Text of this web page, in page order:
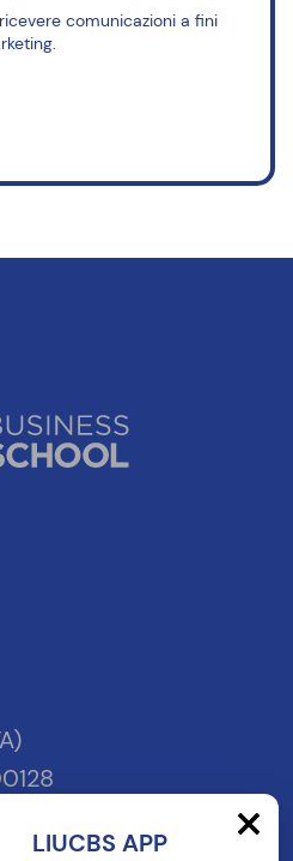
comunicazioni a fini
LIUCBS APP